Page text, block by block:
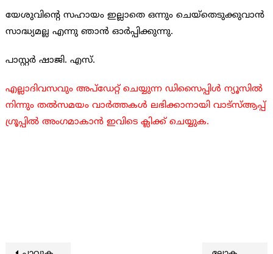
യേശുവിന്റെ സഹായം ഇല്ലാതെ ഒന്നും ചെയ്തെടുക്കുവാന്‍
സാദ്ധ്യമല്ല എന്നു ഞാന്‍ ഓര്‍പ്പിക്കുന്നു.
പാസ്റ്റര്‍ ഷാജി. എസ്.
എല്ലാദിവസവും അപ്ഡേറ്റ് ചെയ്യുന്ന ഡിസൈപ്പിൾ ന്യൂസിൽ
നിന്നും തൽസമയം വാർത്തകൾ ലഭിക്കാനായി വാട്സ്ആപ്പ്
ഗ്രൂപ്പിൽ അംഗമാകാൻ ഇവിടെ ക്ലിക്ക് ചെയ്യുക.